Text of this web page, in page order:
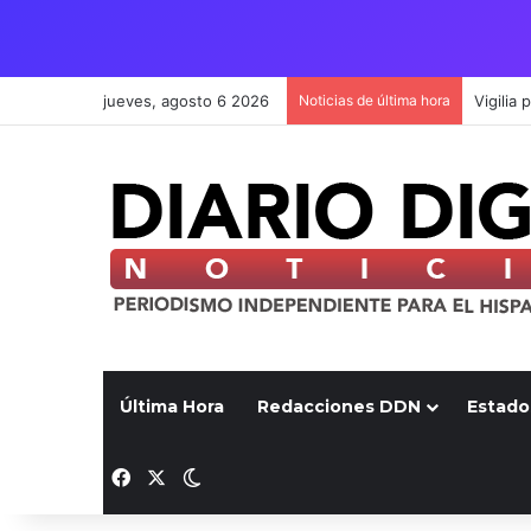
jueves, agosto 6 2026 Noticias de última hora
Última Hora Redacciones DDN
Facebook